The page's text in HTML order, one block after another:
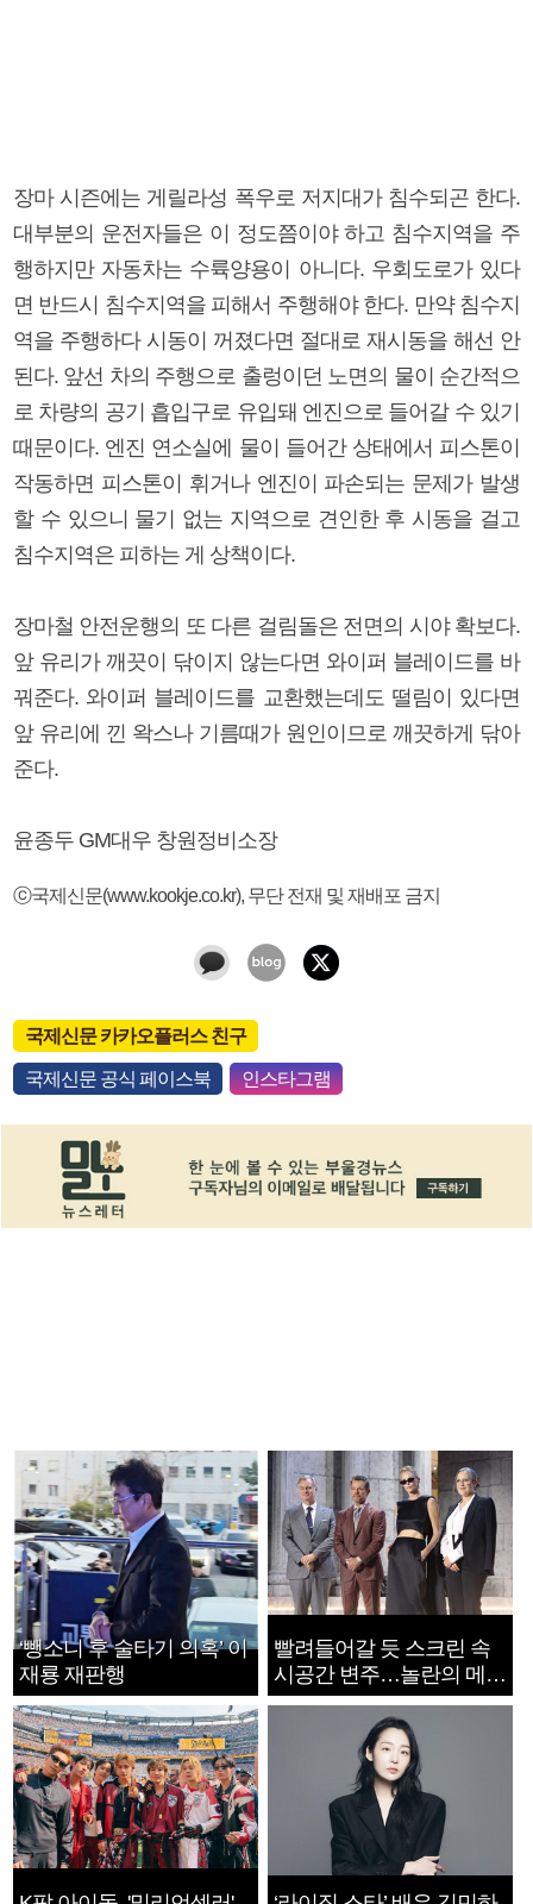
장마 시즌에는 게릴라성 폭우로 저지대가 침수되곤 한다.
대부분의 운전자들은 이 정도쯤이야 하고 침수지역을 주
행하지만 자동차는 수륙양용이 아니다. 우회도로가 있다
면 반드시 침수지역을 피해서 주행해야 한다. 만약 침수지
역을 주행하다 시동이 꺼졌다면 절대로 재시동을 해선 안
된다. 앞선 차의 주행으로 출렁이던 노면의 물이 순간적으
로 차량의 공기 흡입구로 유입돼 엔진으로 들어갈 수 있기
때문이다. 엔진 연소실에 물이 들어간 상태에서 피스톤이
작동하면 피스톤이 휘거나 엔진이 파손되는 문제가 발생
할 수 있으니 물기 없는 지역으로 견인한 후 시동을 걸고
침수지역은 피하는 게 상책이다.
장마철 안전운행의 또 다른 걸림돌은 전면의 시야 확보다.
앞 유리가 깨끗이 닦이지 않는다면 와이퍼 블레이드를 바
꿔준다. 와이퍼 블레이드를 교환했는데도 떨림이 있다면
앞 유리에 낀 왁스나 기름때가 원인이므로 깨끗하게 닦아
준다.
윤종두 GM대우 창원정비소장
ⓒ국제신문(www.kookje.co.kr), 무단 전재 및 재배포 금지
국제신문 카카오플러스 친구
국제신문 공식 페이스북 인스타그램
‘뺑소니 후 술타기 의혹’ 이
재룡 재판행
빨려들어갈 듯 스크린 속
시공간 변주…놀란의 메시
지는 ‘전쟁 속죄’